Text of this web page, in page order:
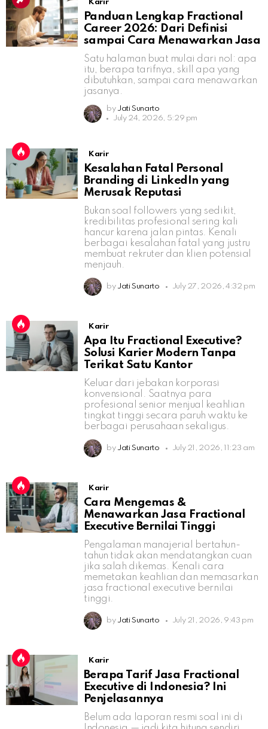
Karir
Panduan Lengkap Fractional
Career 2026: Dari Definisi
sampai Cara Menawarkan Jasa
Satu halaman buat mulai dari nol: apa
itu, berapa tarifnya, skill apa yang
dibutuhkan, sampai cara menawarkan
jasanya.
by Jati Sunarto
July 24, 2026, 5:29 pm
Karir
Kesalahan Fatal Personal
Branding di LinkedIn yang
Merusak Reputasi
Bukan soal followers yang sedikit,
kredibilitas profesional sering kali
hancur karena jalan pintas. Kenali
berbagai kesalahan fatal yang justru
membuat rekruter dan klien potensial
menjauh.
by Jati Sunarto July 27, 2026, 4:32 pm
Karir
Apa Itu Fractional Executive?
Solusi Karier Modern Tanpa
Terikat Satu Kantor
Keluar dari jebakan korporasi
konvensional. Saatnya para
profesional senior menjual keahlian
tingkat tinggi secara paruh waktu ke
berbagai perusahaan sekaligus.
by Jati Sunarto July 21, 2026, 11:23 am
Karir
Cara Mengemas &
Menawarkan Jasa Fractional
Executive Bernilai Tinggi
Pengalaman manajerial bertahun-
tahun tidak akan mendatangkan cuan
jika salah dikemas. Kenali cara
memetakan keahlian dan memasarkan
jasa fractional executive bernilai
tinggi.
by Jati Sunarto July 21, 2026, 9:43 pm
Karir
Berapa Tarif Jasa Fractional
Executive di Indonesia? Ini
Penjelasannya
Belum ada laporan resmi soal ini di